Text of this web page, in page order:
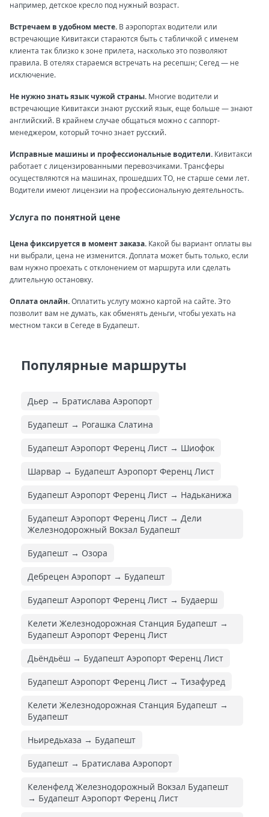
например, детское кресло под нужный возраст.
Встречаем в удобном месте. В аэропортах водители или
встречающие Кивитакси стараются быть с табличкой с именем
клиента так близко к зоне прилета, насколько это позволяют
правила. В отелях стараемся встречать на ресепшн; Сегед — не
исключение.
Не нужно знать язык чужой страны. Многие водители и
встречающие Кивитакси знают русский язык, еще больше — знают
английский. В крайнем случае общаться можно с саппорт-
менеджером, который точно знает русский.
Исправные машины и профессиональные водители. Кивитакси
работает с лицензированными перевозчиками. Трансферы
осуществляются на машинах, прошедших ТО, не старше семи лет.
Водители имеют лицензии на профессиональную деятельность.
Услуга по понятной цене
Цена фиксируется в момент заказа. Какой бы вариант оплаты вы
ни выбрали, цена не изменится. Доплата может быть только, если
вам нужно проехать с отклонением от маршрута или сделать
длительную остановку.
Оплата онлайн.Оплатить услугу можно картой на сайте. Это
позволит вам не думать, как обменять деньги, чтобы уехать на
местном такси в Сегеде в Будапешт.
Популярные маршруты
Дьер → Братислава Аэропорт
Будапешт → Рогашка Слатина
Будапешт Аэропорт Ференц Лист → Шиофок
Шарвар → Будапешт Аэропорт Ференц Лист
Будапешт Аэропорт Ференц Лист → Надьканижа
Будапешт Аэропорт Ференц Лист → Дели
Железнодорожный Вокзал Будапешт
Будапешт → Озора
Дебрецен Аэропорт → Будапешт
Будапешт Аэропорт Ференц Лист → Будаерш
Келети Железнодорожная Cтанция Будапешт →
Будапешт Аэропорт Ференц Лист
Дьёндьёш → Будапешт Аэропорт Ференц Лист
Будапешт Аэропорт Ференц Лист → Тизафуред
Келети Железнодорожная Cтанция Будапешт →
Будапешт
Ньиредьхаза → Будапешт
Будапешт → Братислава Аэропорт
Келенфелд Железнодорожный Вокзал Будапешт
→ Будапешт Аэропорт Ференц Лист